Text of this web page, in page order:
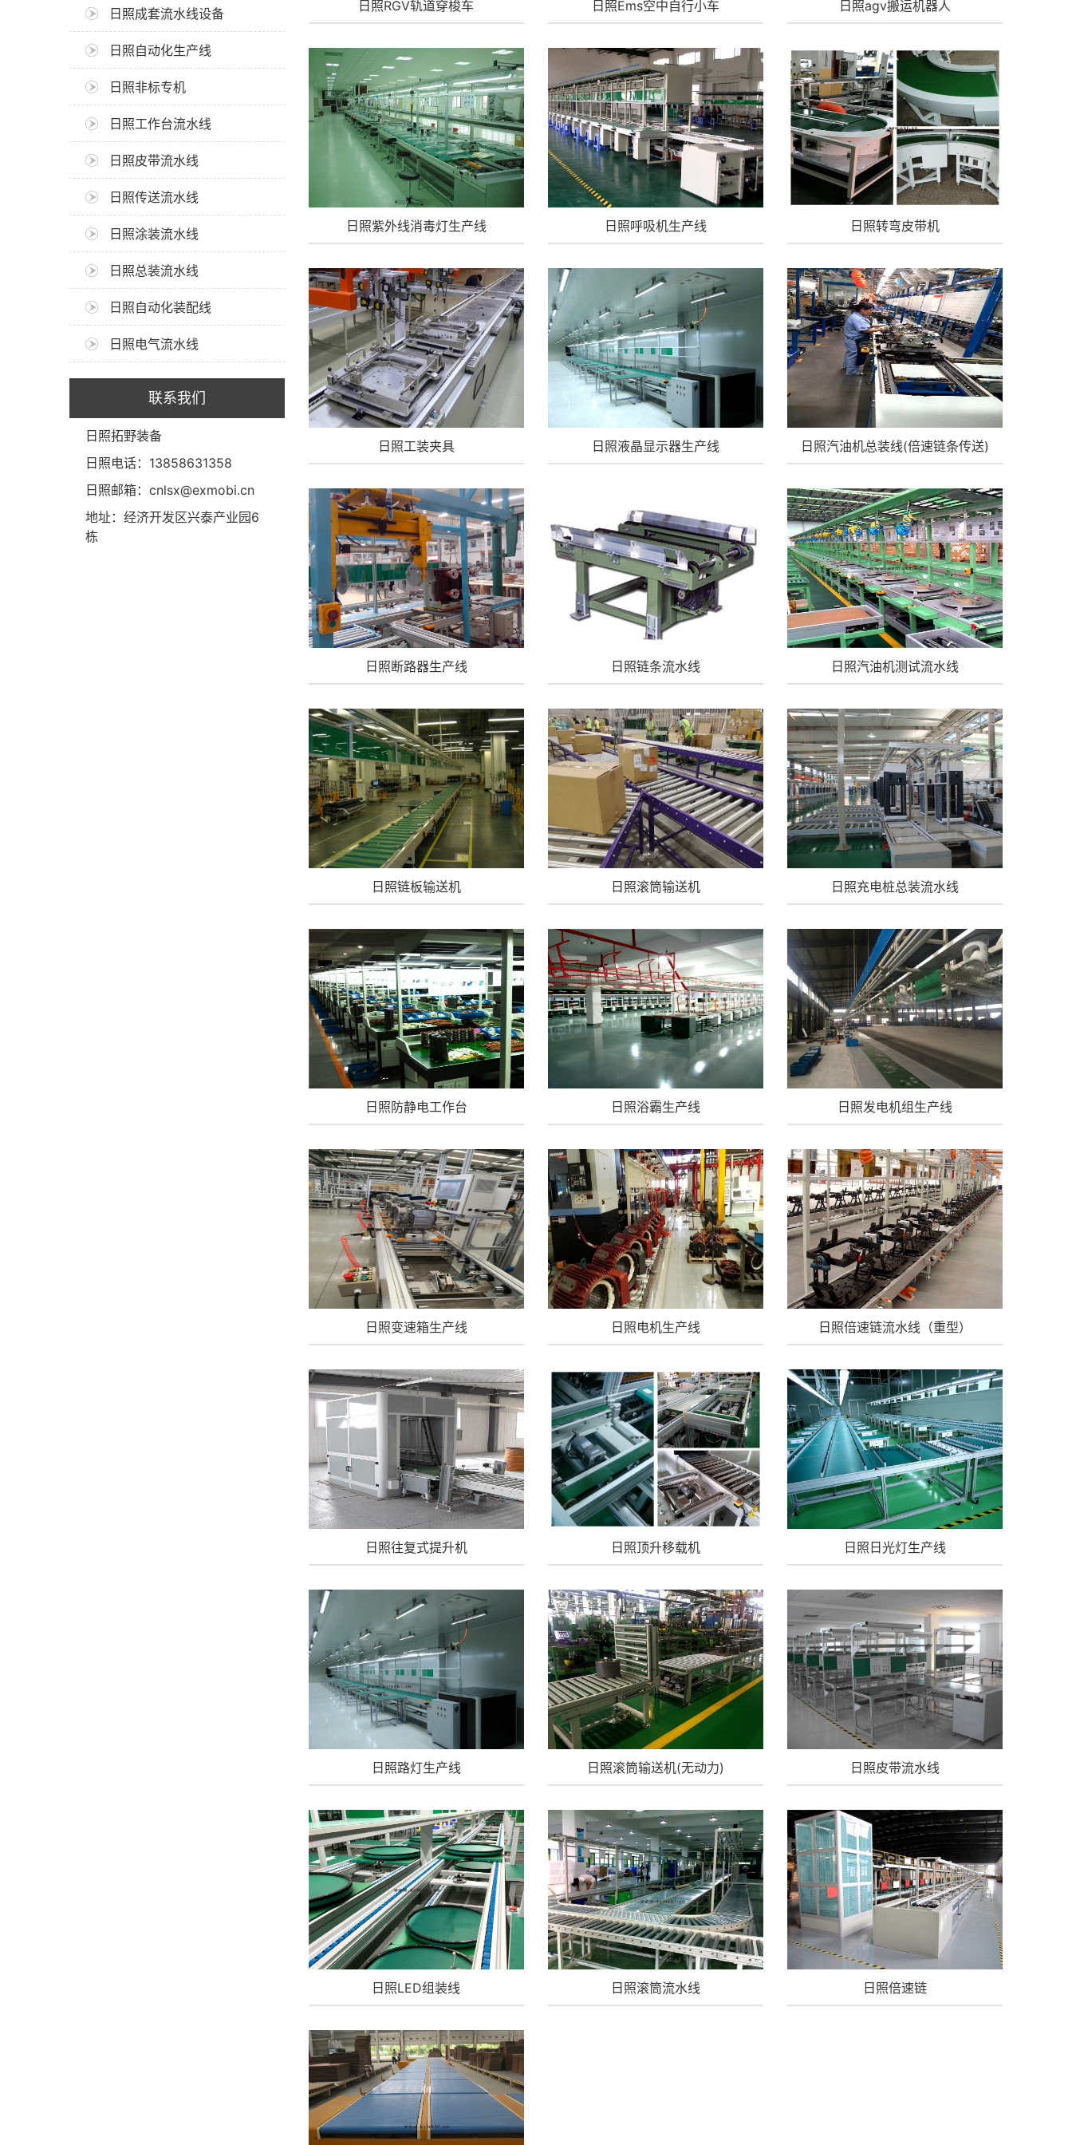
日照成套流水线设备
日照自动化生产线
日照非标专机
日照工作台流水线
日照皮带流水线
日照传送流水线
日照涂装流水线
日照总装流水线
日照自动化装配线
日照电气流水线
联系我们
日照拓野装备
日照电话：13858631358
日照邮箱：cnlsx@exmobi.cn
地址：经济开发区兴泰产业园6
栋
日照RGV轨道穿梭车 日照Ems空中自行小车 日照agv搬运机器人
日照紫外线消毒灯生产线 日照呼吸机生产线 日照转弯皮带机
日照工装夹具 日照液晶显示器生产线 日照汽油机总装线(倍速链条传送)
日照断路器生产线 日照链条流水线 日照汽油机测试流水线
日照链板输送机 日照滚筒输送机 日照充电桩总装流水线
日照防静电工作台 日照浴霸生产线 日照发电机组生产线
日照变速箱生产线 日照电机生产线 日照倍速链流水线（重型）
日照往复式提升机 日照顶升移载机 日照日光灯生产线
日照路灯生产线 日照滚筒输送机(无动力) 日照皮带流水线
日照LED组装线 日照滚筒流水线 日照倍速链